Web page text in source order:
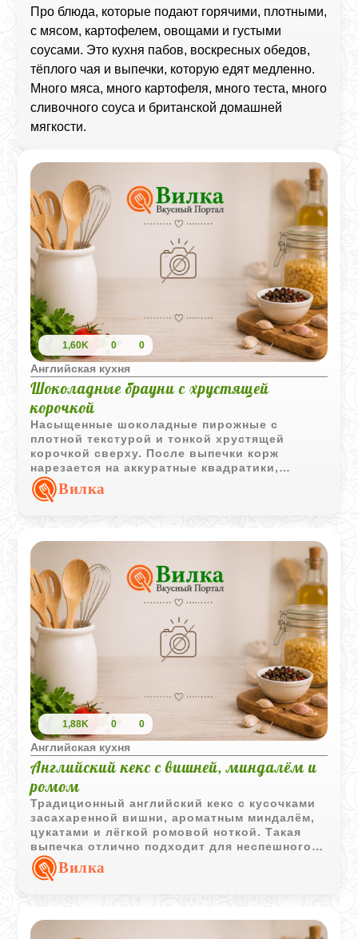
Про блюда, которые подают горячими, плотными,
с мясом, картофелем, овощами и густыми
соусами. Это кухня пабов, воскресных обедов,
тёплого чая и выпечки, которую едят медленно.
Много мяса, много картофеля, много теста, много
сливочного соуса и британской домашней
мягкости.
1,60K 0 0
Английская кухня
Шоколадные брауни с хрустящей
корочкой
Насыщенные шоколадные пирожные с
плотной текстурой и тонкой хрустящей
корочкой сверху. После выпечки корж
нарезается на аккуратные квадратики,
которые отлично подходят к чаю или кофе.
Вилка
1,88K 0 0
Английская кухня
Английский кекс с вишней, миндалём и
ромом
Традиционный английский кекс с кусочками
засахаренной вишни, ароматным миндалём,
цукатами и лёгкой ромовой ноткой. Такая
выпечка отлично подходит для неспешного
чаепития и сохраняет насыщенный вкус даже
на следующий день.
Вилка